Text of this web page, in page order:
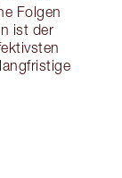
Folgen
ist der